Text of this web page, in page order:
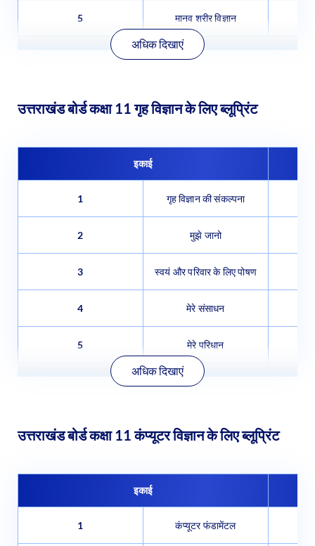
5 मानव शरीर विज्ञान
अधिक दिखाएं
उत्तराखंड बोर्ड कक्षा 11 गृह विज्ञान के लिए ब्लूप्रिंट
इकाई
1 गृह विज्ञान की संकल्पना
2 मुझे जानो
3 स्वयं और परिवार के लिए पोषण
4 मेरे संसाधन
5 मेरे परिधान
अधिक दिखाएं
उत्तराखंड बोर्ड कक्षा 11 कंप्यूटर विज्ञान के लिए ब्लूप्रिंट
इकाई
1 कंप्यूटर फंडामेंटल